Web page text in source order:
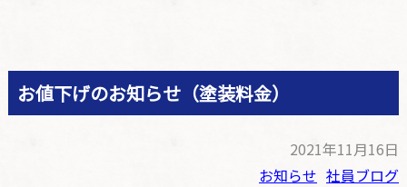
お値下げのお知らせ（塗装料金）
2021年11月16日
お知らせ 社員ブログ